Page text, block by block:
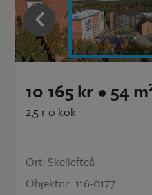
'
10 165 kr • 54 m
2,5 r o kök
Ort: Skellefteå
Objektnr.: 116-0177